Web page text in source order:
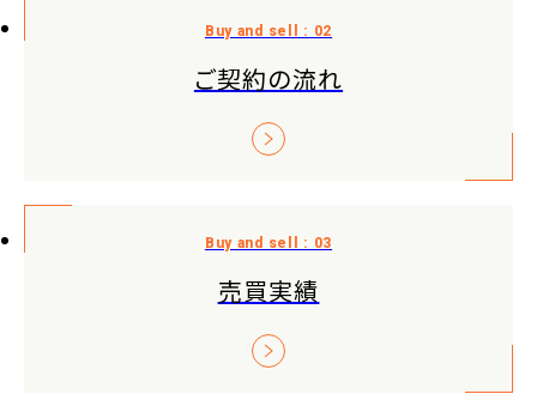
ご契約の流れ
売買実績